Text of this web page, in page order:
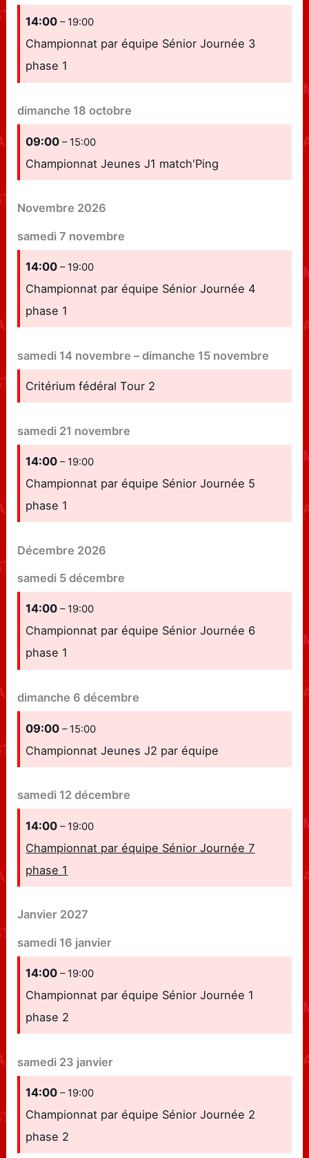
14:00– 19:00
Championnat par équipe Sénior Journée 3
phase 1
dimanche 18 octobre
09:00– 15:00
Championnat Jeunes J1 match'Ping
Novembre 2026
samedi 7 novembre
14:00– 19:00
Championnat par équipe Sénior Journée 4
phase 1
samedi 14 novembre –dimanche 15 novembre
Critérium fédéral Tour 2
samedi 21 novembre
14:00– 19:00
Championnat par équipe Sénior Journée 5
phase 1
Décembre 2026
samedi 5 décembre
14:00– 19:00
Championnat par équipe Sénior Journée 6
phase 1
dimanche 6 décembre
09:00– 15:00
Championnat Jeunes J2 par équipe
samedi 12 décembre
14:00– 19:00
Championnat par équipe Sénior Journée 7
phase 1
Janvier 2027
samedi 16 janvier
14:00– 19:00
Championnat par équipe Sénior Journée 1
phase 2
samedi 23 janvier
14:00– 19:00
Championnat par équipe Sénior Journée 2
phase 2